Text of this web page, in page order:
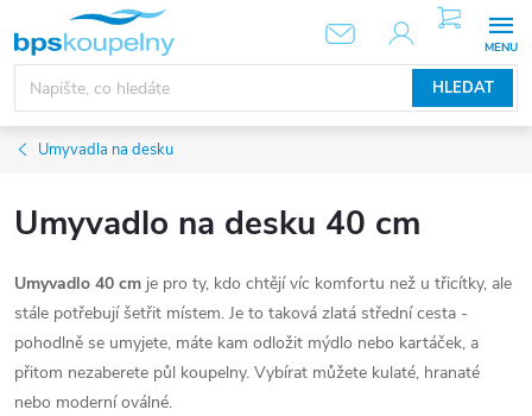
obsah
HLEDAT
NÁKUPNÍ
KOŠÍK
Umyvadla na desku
Umyvadlo na desku 40 cm
Umyvadlo 40 cm je pro ty, kdo chtějí víc komfortu než u třicítky, ale
stále potřebují šetřit místem. Je to taková zlatá střední cesta -
pohodlně se umyjete, máte kam odložit mýdlo nebo kartáček, a
přitom nezaberete půl koupelny. Vybírat můžete kulaté, hranaté
nebo moderní oválné.